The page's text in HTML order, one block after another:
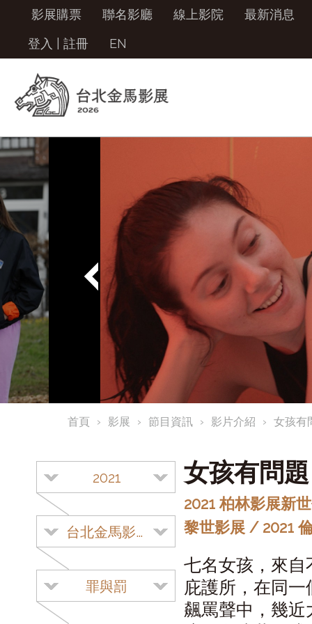
影展購票 聯名影廳 線上影院
最新消息
登入
註冊 EN
首頁 影展 節目資訊 影片介紹 女孩有
2021
台北金馬影展
罪與罰
女孩有問
2021 柏林影展新
黎世影展 / 2021
七名女孩，來
庇護所，在同
飆罵聲中，幾